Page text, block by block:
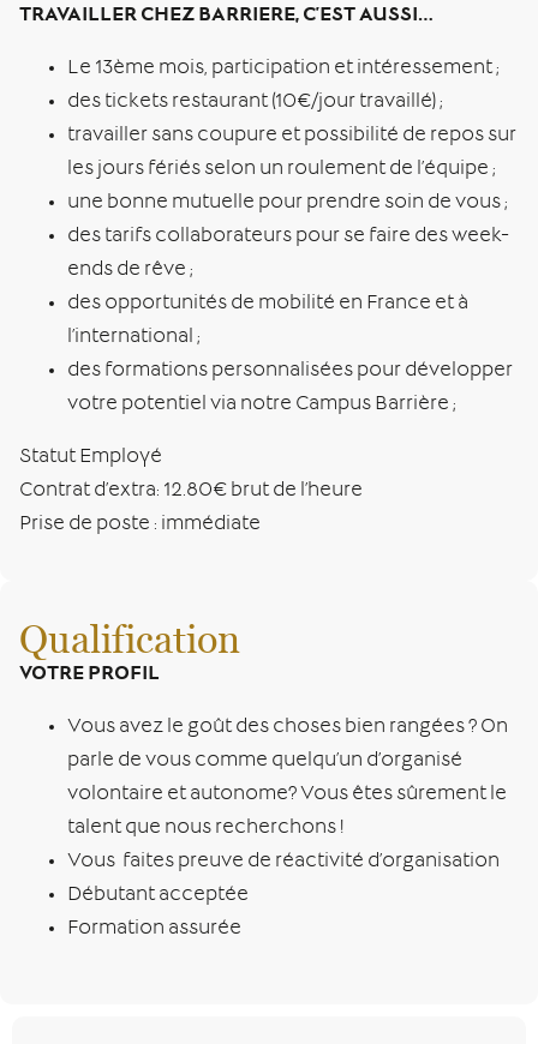
TRAVAILLER CHEZ BARRIERE, C’EST AUSSI…
Le 13ème mois, participation et intéressement ;
des tickets restaurant (10€/jour travaillé) ;
travailler sans coupure et possibilité de repos sur
les jours fériés selon un roulement de l’équipe ;
une bonne mutuelle pour prendre soin de vous ;
des tarifs collaborateurs pour se faire des week-
ends de rêve ;
des opportunités de mobilité en France et à
l’international ;
des formations personnalisées pour développer
votre potentiel via notre Campus Barrière ;
Statut Employé
Contrat d’extra: 12.80€ brut de l’heure
Prise de poste : immédiate
Qualification
VOTRE PROFIL
Vous avez le goût des choses bien rangées ? On
parle de vous comme quelqu’un d’organisé
volontaire et autonome? Vous êtes sûrement le
talent que nous recherchons !
Vous faites preuve de réactivité d’organisation
Débutant acceptée
Formation assurée